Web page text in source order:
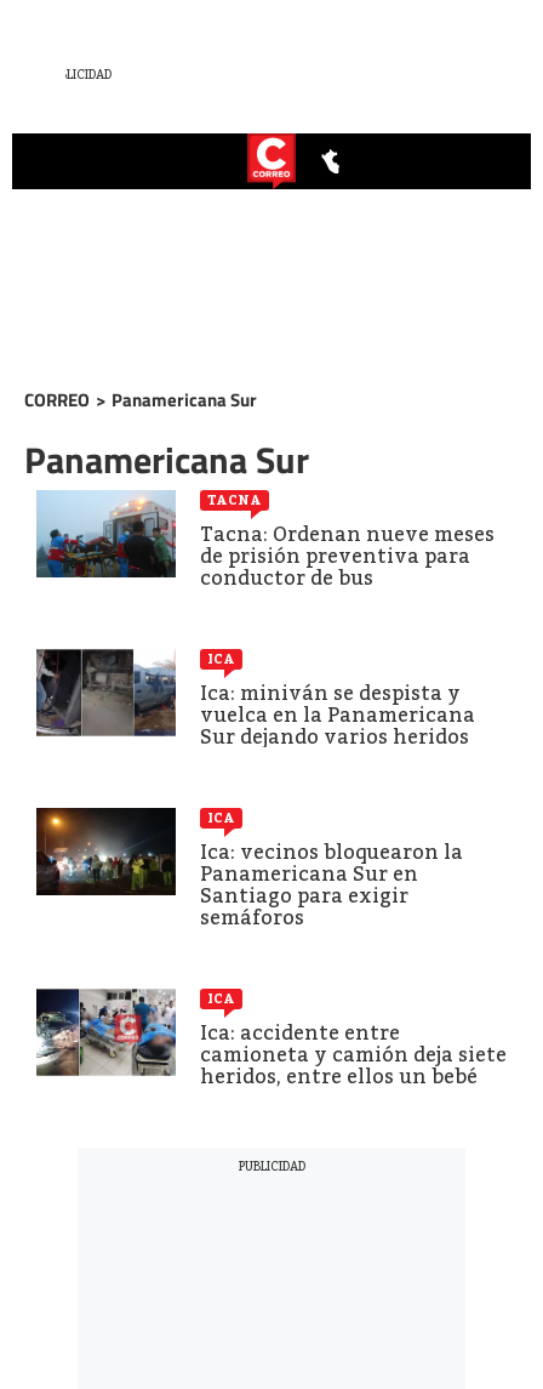
CORREO > Panamericana Sur
Panamericana Sur
TACNA
Tacna: Ordenan nueve meses
de prisión preventiva para
conductor de bus
ICA
Ica: miniván se despista y
vuelca en la Panamericana
Sur dejando varios heridos
ICA
Ica: vecinos bloquearon la
Panamericana Sur en
Santiago para exigir
semáforos
ICA
Ica: accidente entre
camioneta y camión deja siete
heridos, entre ellos un bebé